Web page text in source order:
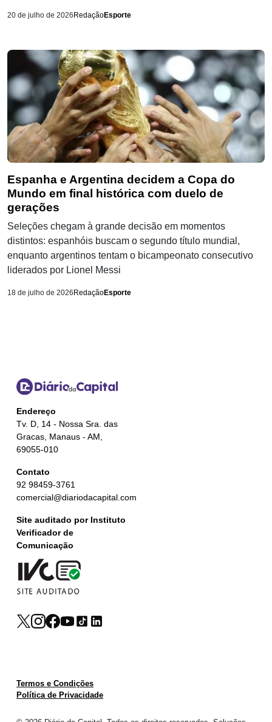
20 de julho de 2026 RedaçãoEsporte
Espanha e Argentina decidem a Copa do
Mundo em final histórica com duelo de
gerações
Seleções chegam à grande decisão em momentos
distintos: espanhóis buscam o segundo título mundial,
enquanto argentinos tentam o bicampeonato consecutivo
liderados por Lionel Messi
18 de julho de 2026 RedaçãoEsporte
Endereço
Tv. D, 14 - Nossa Sra. das
Gracas, Manaus - AM,
69055-010
Contato
92 98459-3761
comercial@diariodacapital.com
Site auditado por Instituto
Verificador de
Comunicação
Termos e Condições
Política de Privacidade